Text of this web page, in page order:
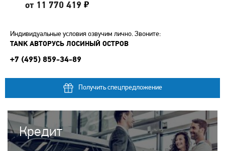
от 11 770 419
Индивидуальные условия озвучим лично. Звоните:
TANK АВТОРУСЬ ЛОСИНЫЙ ОСТРОВ
+7 (495) 859-34-89
Получить спецпредложение
Кредит